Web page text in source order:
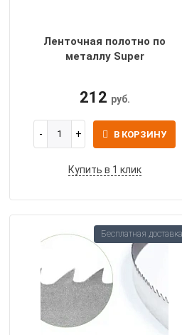
Ленточная полотно по
металлу Super
212 руб.
В КОРЗИНУ
Купить в 1 клик
Бесплатная доставка